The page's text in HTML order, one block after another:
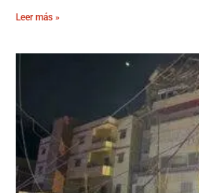
Leer más »